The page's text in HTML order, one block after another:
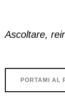
Ascoltare,
PORTAMI AL